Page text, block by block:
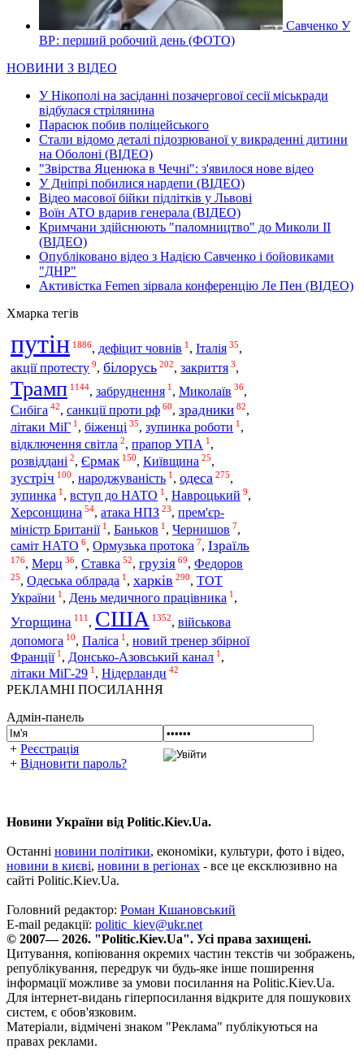
Савченко У
ВР: перший робочий день (ФОТО)
НОВИНИ З ВІДЕО
У Нікополі на засіданні позачергової сесії міськради
відбулася стрілянина
Парасюк побив поліцейського
Стали відомо деталі підозрюваної у викраденні дитини
на Оболоні (ВІДЕО)
"Звірства Яценюка в Чечні": з'явилося нове відео
У Дніпрі побилися нардепи (ВІДЕО)
Відео масової бійки підлітків у Львові
Воїн АТО вдарив генерала (ВІДЕО)
Кримчани здійснюють "паломництво" до Миколи ІІ
(ВІДЕО)
Опубліковано відео з Надією Савченко і бойовиками
"ДНР"
Активістка Femen зірвала конференцію Ле Пен (ВІДЕО)
Хмарка тегів
путін 1886, дефіцит човнів 1 , Італія 35,
акції протесту 9, білорусь 202, закриття 3,
Трамп 1144, забруднення 1, Миколаїв 36,
Сибіга 42, санкції проти рф 60, зрадники 82,
літаки МіГ 1 , біженці 35, зупинка роботи 1 ,
відключення світла 2, прапор УПА 1,
розвіддані 2, Єрмак 150, Київщина 25,
зустріч 100, народжуваність 1 , одеса 275,
зупинка 1, вступ до НАТО 1, Навроцький 9,
Херсонщина 54, атака НПЗ 23, прем'єр-
міністр Британії 1 , Баньков 1 , Чернишов 7,
саміт НАТО 6, Ормузька протока 7, Ізраїль
176, Мерц 36, Ставка 52, грузія 69, Федоров
25, Одеська облрада 1 , харків 290, ТОТ
України 1, День медичного працівника 1,
Угорщина 111, США 1352, військова
допомога 10, Паліса 1 , новий тренер збірної
Франції 1 , Донсько-Азовський канал 1 ,
літаки МіГ-29 1 , Нідерланди 42
РЕКЛАМНІ ПОСИЛАННЯ
Адмін-панель
+ Реєстрація
+ Відновити пароль?
Новини України від Politic.Kiev.Ua.
Останні новини політики, економіки, культури, фото і відео,
новини в києві, новини в регіонах - все це ексклюзивно на
сайті Politic.Kiev.Ua.
Головний редактор: Роман Кшановський
E-mail редакції: politic_kiev@ukr.net
© 2007— 2026. "Politic.Kiev.Ua". Усі права захищені.
Цитування, копіювання окремих частин текстів чи зображень,
републікування, передрук чи будь-яке інше поширення
інформації можливе за умови посилання на Politic.Kiev.Ua.
Для інтернет-видань гіперпосилання відкрите для пошукових
систем, є обов'язковим.
Матеріали, відмічені знаком "Реклама" публікуються на
правах реклами.